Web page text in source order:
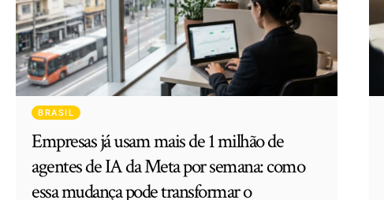
BRASIL
Empresas já usam mais de 1 milhão de
agentes de IA da Meta por semana: como
essa mudança pode transformar o